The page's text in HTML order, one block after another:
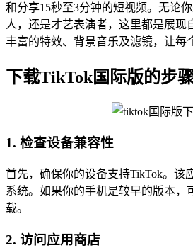
和分享15秒至3分钟的短视频。无论
人，还是才艺表演者，这里都是展现
丰富的特效、背景音乐及滤镜，让每
下载TikTok国际版的步
1. 检查设备兼容性
首先，确保你的设备支持TikTok。该
系统。如果你的手机是较早的版本，
载。
2. 访问应用商店